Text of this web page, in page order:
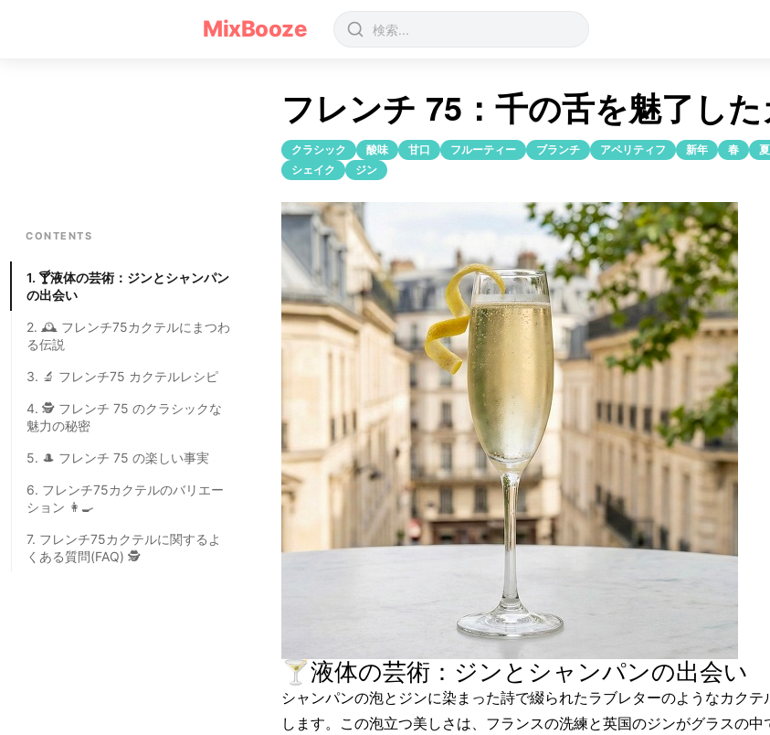
MixBooze
CONTENTS
1. 🍸液体の芸術：ジンとシャンパン
の出会い
2. 🕰️ フレンチ75カクテルにまつわ
る伝説
3. 🔬 フレンチ75 カクテルレシピ
4. 🕵️ フレンチ 75 のクラシックな
魅力の秘密
5. 🎩 フレンチ 75 の楽しい事実
6. フレンチ75カクテルのバリエー
ション 👩‍🍳
7. フレンチ75カクテルに関するよ
くある質問(FAQ) 🕵️
フレンチ 75：千の舌を魅了し
クラシック 酸味 甘口 フルーティー ブランチ アペリティフ 新年 春 夏
シェイク
ジン
🍸液体の芸術：ジンとシャンパンの出会い
シャンパンの泡とジンに染まった詩で綴られたラブレターのようなカク
します。この泡立つ美しさは、フランスの洗練と英国のジンがグラスの